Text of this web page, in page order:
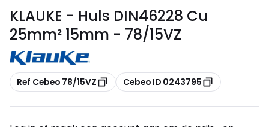
KLAUKE - Huls DIN46228 Cu
25mm² 15mm - 78/15VZ
Kopiëren
Ref Cebeo 78/15VZ Kopiëren
Cebeo ID 0243795